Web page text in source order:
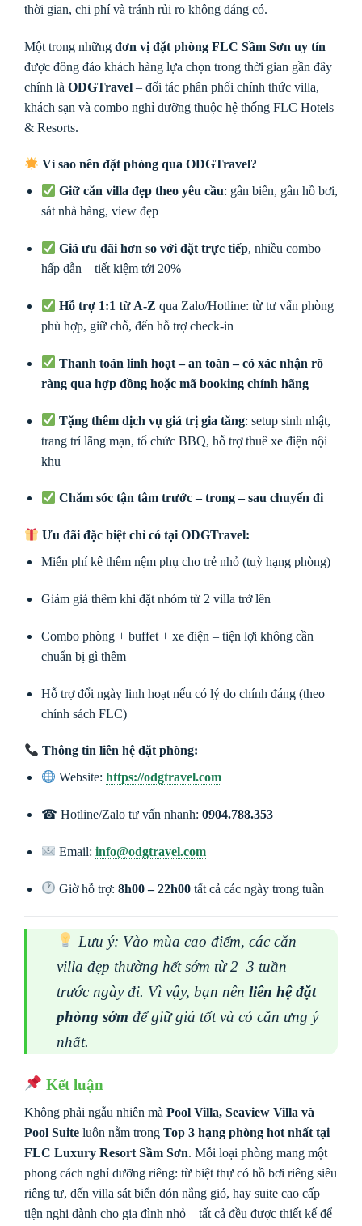
thời gian, chi phí và tránh rủi ro không đáng có.
Một trong những đơn vị đặt phòng FLC Sầm Sơn uy tín
được đông đảo khách hàng lựa chọn trong thời gian gần đây
chính là ODGTravel – đối tác phân phối chính thức villa,
khách sạn và combo nghỉ dưỡng thuộc hệ thống FLC Hotels
& Resorts.
Vì sao nên đặt phòng qua ODGTravel?
Giữ căn villa đẹp theo yêu cầu: gần biển, gần hồ bơi,
sát nhà hàng, view đẹp
Giá ưu đãi hơn so với đặt trực tiếp, nhiều combo
hấp dẫn – tiết kiệm tới 20%
Hỗ trợ 1:1 từ A-Z qua Zalo/Hotline: từ tư vấn phòng
phù hợp, giữ chỗ, đến hỗ trợ check-in
Thanh toán linh hoạt – an toàn – có xác nhận rõ
ràng qua hợp đồng hoặc mã booking chính hãng
Tặng thêm dịch vụ giá trị gia tăng: setup sinh nhật,
trang trí lãng mạn, tổ chức BBQ, hỗ trợ thuê xe điện nội
khu
Chăm sóc tận tâm trước – trong – sau chuyến đi
Ưu đãi đặc biệt chỉ có tại ODGTravel:
Miễn phí kê thêm nệm phụ cho trẻ nhỏ (tuỳ hạng phòng)
Giảm giá thêm khi đặt nhóm từ 2 villa trở lên
Combo phòng + buffet + xe điện – tiện lợi không cần
chuẩn bị gì thêm
Hỗ trợ đổi ngày linh hoạt nếu có lý do chính đáng (theo
chính sách FLC)
Thông tin liên hệ đặt phòng:
Website: https://odgtravel.com
☎ Hotline/Zalo tư vấn nhanh: 0904.788.353
Email:info@odgtravel.com
Giờ hỗ trợ:8h00 – 22h00 tất cả các ngày trong tuần
Lưu ý: Vào mùa cao điểm, các căn
villa đẹp thường hết sớm từ 2–3 tuần
trước ngày đi. Vì vậy, bạn nên liên hệ đặt
phòng sớm để giữ giá tốt và có căn ưng ý
nhất.
Kết luận
Không phải ngẫu nhiên mà Pool Villa, Seaview Villa và
Pool Suite luôn nằm trong Top 3 hạng phòng hot nhất tại
FLC Luxury Resort Sầm Sơn. Mỗi loại phòng mang một
phong cách nghỉ dưỡng riêng: từ biệt thự có hồ bơi riêng siêu
riêng tư, đến villa sát biển đón nắng gió, hay suite cao cấp
tiện nghi dành cho gia đình nhỏ – tất cả đều được thiết kế để